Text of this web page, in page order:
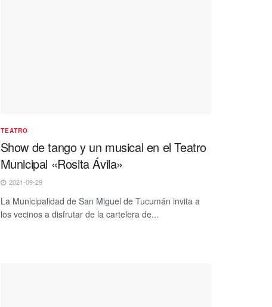
TEATRO
Show de tango y un musical en el Teatro
Municipal «Rosita Ávila»
2021-09-29
La Municipalidad de San Miguel de Tucumán invita a
los vecinos a disfrutar de la cartelera de...